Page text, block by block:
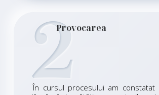
Provocarea
2
În cursul procesului am constatat